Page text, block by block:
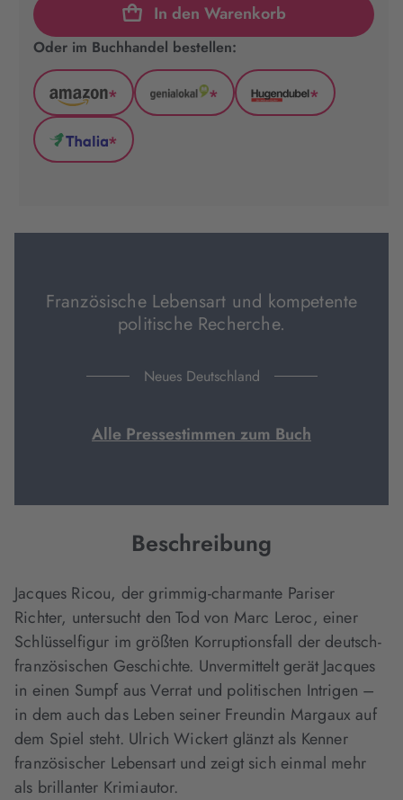
In den Warenkorb
Oder im Buchhandel bestellen:
Amazon
(wird
in
neuem
*
GenialLokal
*
Hugendubel
*
Thalia
Tab
*
Französische Lebensart und kompetente
politische Recherche.
Neues Deutschland
Alle Pressestimmen zum Buch
Beschreibung
Jacques Ricou, der grimmig-charmante Pariser
Richter, untersucht den Tod von Marc Leroc, einer
Schlüsselfigur im größten Korruptionsfall der deutsch-
französischen Geschichte. Unvermittelt gerät Jacques
in einen Sumpf aus Verrat und politischen Intrigen –
in dem auch das Leben seiner Freundin Margaux auf
dem Spiel steht. Ulrich Wickert glänzt als Kenner
französischer Lebensart und zeigt sich einmal mehr
als brillanter Krimiautor.